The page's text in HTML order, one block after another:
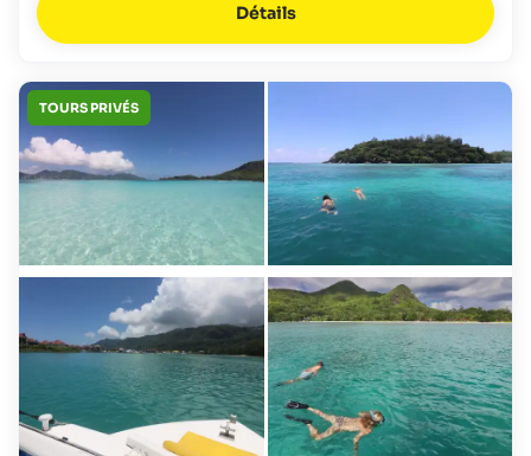
Détails
TOURS PRIVÉS